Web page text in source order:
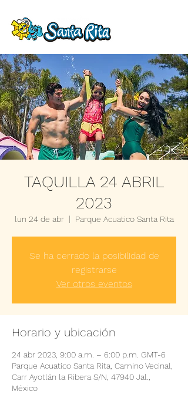
TAQUILLA 24 ABRIL
2023
lun 24 de abr
  |
Parque Acuatico Santa Rita
Se ha cerrado la posibilidad de
registrarse
Ver otros eventos
Horario y ubicación
24 abr 2023, 9:00 a.m. – 6:00 p.m. GMT-6
Parque Acuatico Santa Rita, Camino Vecinal,
Carr Ayotlán la Ribera S/N, 47940 Jal.,
México